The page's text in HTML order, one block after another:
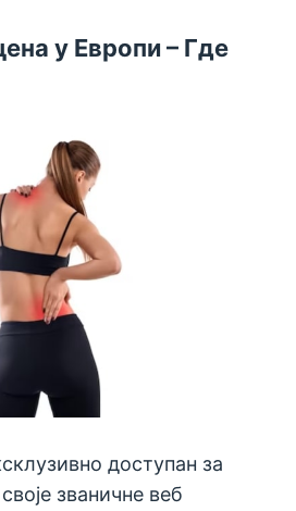
у Европи – Где
доступан за
званичне веб